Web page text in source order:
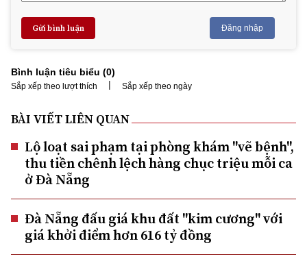
Gửi bình luận Đăng nhập
Bình luận tiêu biểu (0)
Sắp xếp theo lượt thích | Sắp xếp theo ngày
BÀI VIẾT LIÊN QUAN
Lộ loạt sai phạm tại phòng khám "vẽ bệnh",
thu tiền chênh lệch hàng chục triệu mỗi ca
ở Đà Nẵng
Đà Nẵng đấu giá khu đất "kim cương" với
giá khởi điểm hơn 616 tỷ đồng